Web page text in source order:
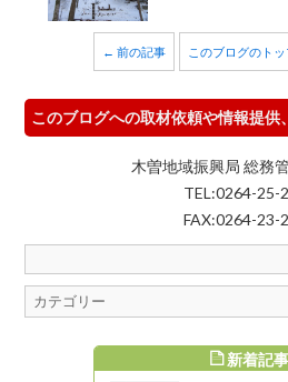
← 前の記事 このブログのト
このブログへの取材依頼や情報提供
木曽地域振興局 総務
TEL:0264-25-
FAX:0264-23-
新着記事